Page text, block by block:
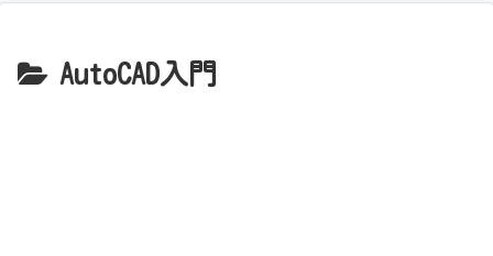
AutoCAD入門